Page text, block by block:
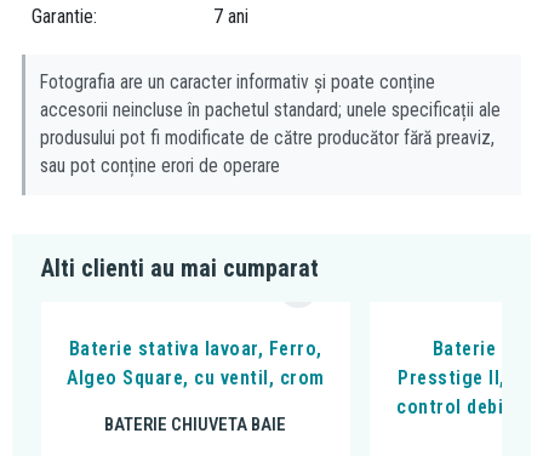
Garantie 7 ani
Fotografia are un caracter informativ și poate conține
accesorii neincluse în pachetul standard; unele specificații ale
produsului pot fi modificate de către producător fără preaviz,
sau pot conține erori de operare
Alti clienti au mai cumparat
Baterie stativa lavoar, Ferro,
Algeo Square, cu ventil, crom
BATERIE CHIUVETA BAIE
Baterie
Presstige II, cu
control debit și